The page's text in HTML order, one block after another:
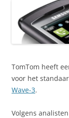
TomTom heeft
voor het
Wave-3.
Volgens